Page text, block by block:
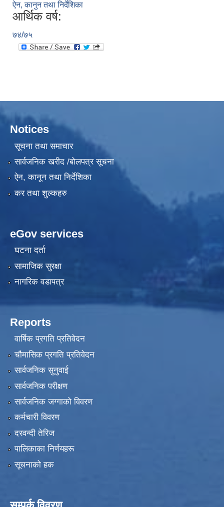
ऐन, कानुन तथा निर्देशिका
आर्थिक वर्ष:
७४/७५
Notices
सूचना तथा समाचार
सार्वजनिक खरीद /बोलपत्र सूचना
ऐन, कानून तथा निर्देशिका
कर तथा शुल्कहरु
eGov services
घटना दर्ता
सामाजिक सुरक्षा
नागरिक वडापत्र
Reports
वार्षिक प्रगति प्रतिवेदन
चौमासिक प्रगति प्रतिवेदन
सार्वजनिक सुनुवाई
सार्वजनिक परीक्षण
सार्वजनिक जग्गाको विवरण
कर्मचारी विवरण
दरवन्दी तेरिज
पालिकाका निर्णयहरू
सूचनाको हक